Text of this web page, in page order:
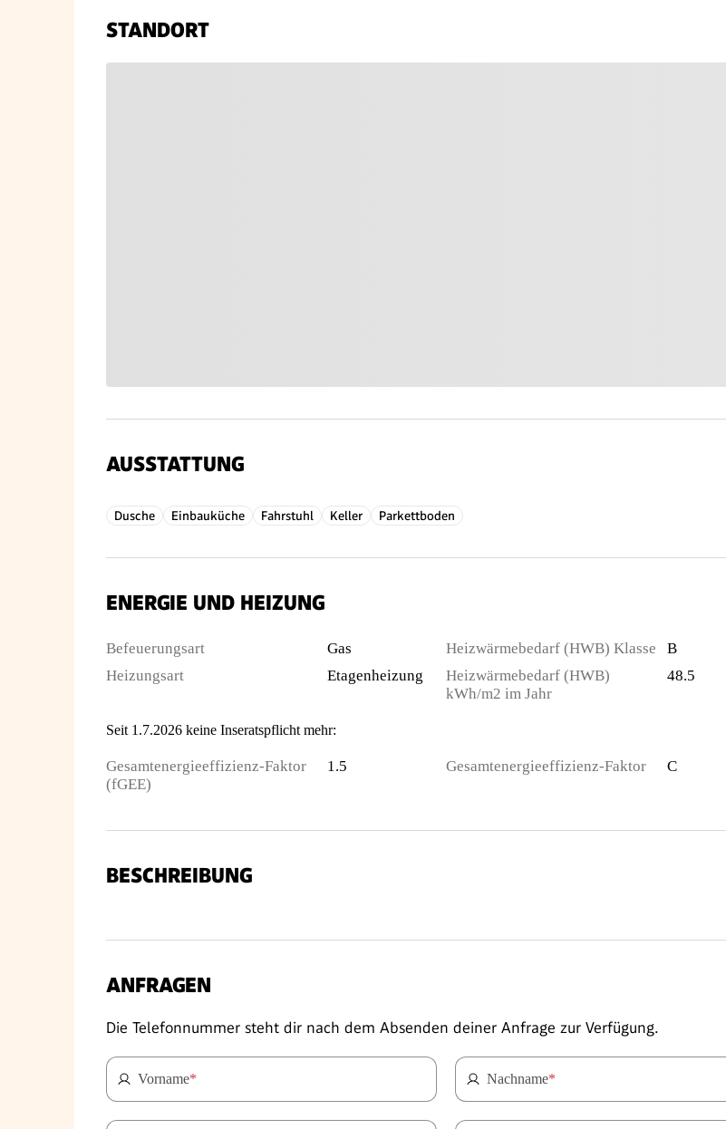
STANDORT
AUSSTATTUNG
Dusche Einbauküche Fahrstuhl Keller Parkettboden
ENERGIE UND HEIZUNG
Befeuerungsart
Gas
Heizungsart
Etagenheizung
Heizwärmebedarf (HWB) Klasse
B
Heizwärmebedarf (HWB)
kWh/m2 im Jahr
48.5
Seit 1.7.2026 keine Inseratspflicht mehr:
Gesamtenergieeffizienz-Faktor
(fGEE)
1.5 Gesamtenergieeffizienz-Faktor C
BESCHREIBUNG
ANFRAGEN
Die Telefonnummer steht dir nach dem Absenden deiner Anfrage zur Verfügung.
Vorname* Nachname*